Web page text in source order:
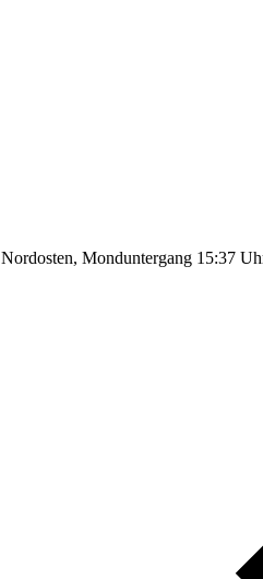
Monduntergang 15:37